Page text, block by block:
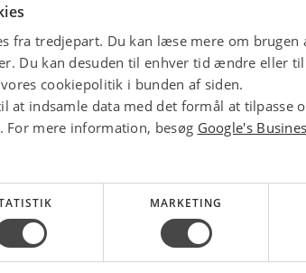
5 pak 430
Messing nippelmuffe
fra tredjepart. Du kan læse mere om brugen
Du kan desuden til enhver tid ændre eller
cookiepolitik i bunden af siden.
at indsamle data med det formål at tilpasse
For mere information, besøg Google's
MARKETING